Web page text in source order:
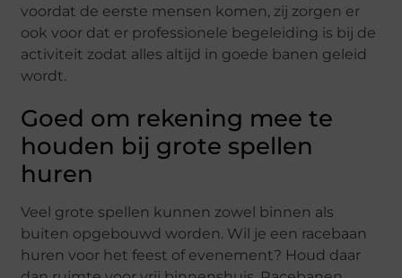
voordat de eerste mensen komen, zij zorgen er
ook voor dat er professionele begeleiding is bij de
activiteit zodat alles altijd in goede banen geleid
wordt.
Goed om rekening mee te
houden bij grote spellen
huren
Veel grote spellen kunnen zowel binnen als
buiten opgebouwd worden. Wil je een racebaan
huren voor het feest of evenement? Houd daar